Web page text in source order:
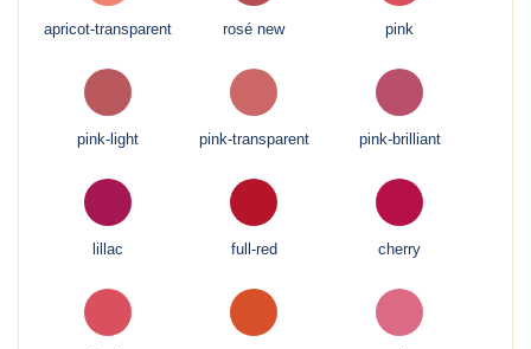
apricot-transparent rosé new pink
pink-light pink-transparent pink-brilliant
lillac full-red cherry